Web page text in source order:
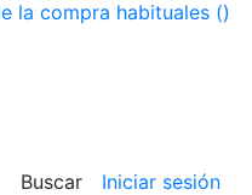
la compra habituales ()
Buscar Iniciar sesión